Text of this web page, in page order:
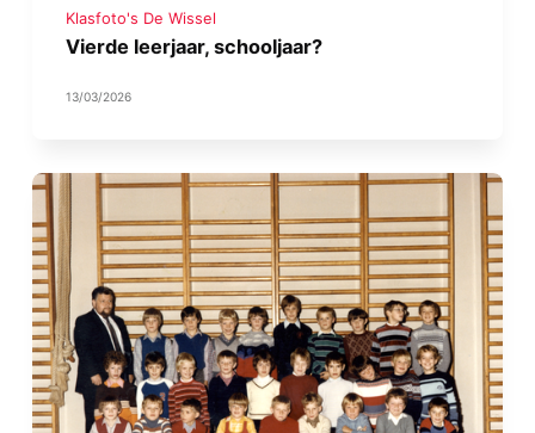
Klasfoto's De Wissel
Vierde leerjaar, schooljaar?
13/03/2026